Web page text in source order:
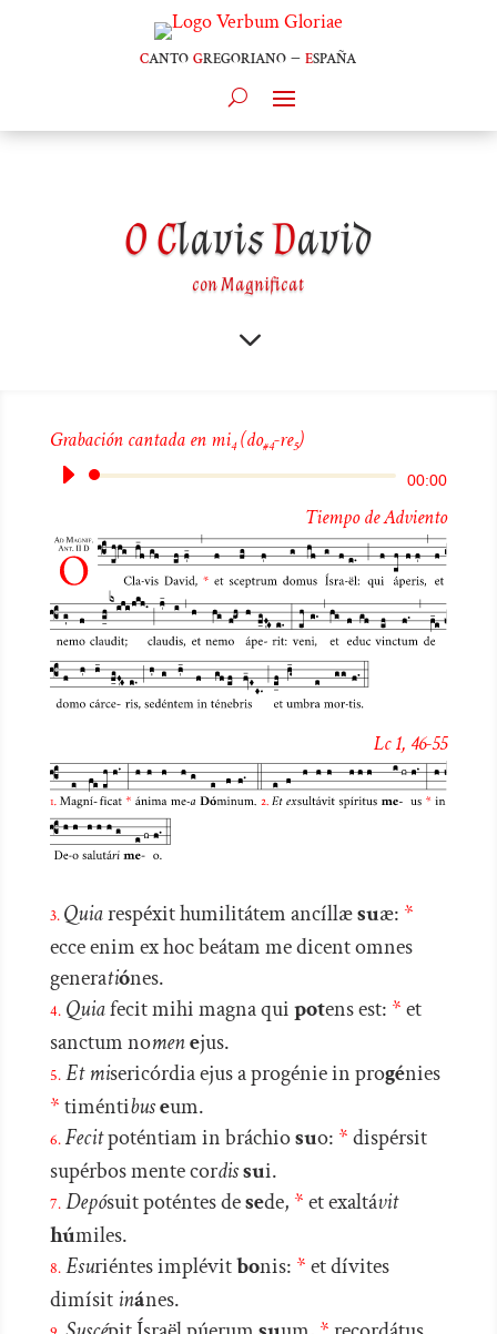
cantogregoriano –españa
OClavisDavid
con Magnificat
3
Grabación cantada en mi4(do#4-re5)
Reproductor
audio
00:00
Tiempo de Adviento
Lc 1, 46-55
3. Quiarespéxit humilitátem ancíllæsuæ: *
ecce enim ex hoc beátam me dicent omnes
generatiónes.
4. Quiafecit mihi magna quipotens est: *et
sanctum nomenejus.
5. Et misericórdia ejus a progénie in progénies
*timéntibuseum.
6. Fecitpoténtiam in bráchiosuo: *dispérsit
supérbos mente cordissui.
7. Depósuit poténtes desede, *et exaltávit
húmiles.
8. Esuriéntes implévitbonis: *et dívites
dimísitinánes.